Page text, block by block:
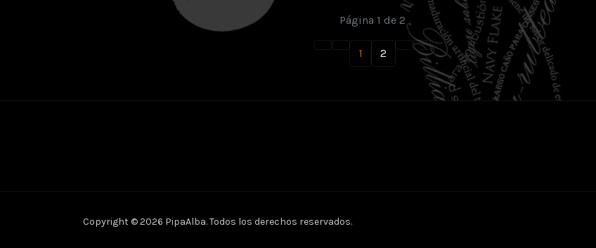
Página 1 de 2
1 2
Copyright © 2026 PipaAlba. Todos los derechos reservados.